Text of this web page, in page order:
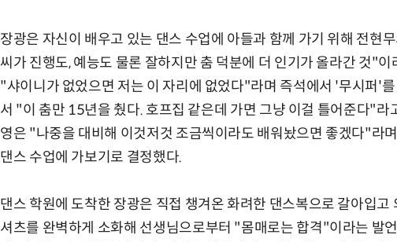
장광은 자신이 배우고 있는 댄스 수업에 아들과 함께 가기 위해 전현
씨가 진행도, 예능도 물론 잘하지만 춤 덕분에 더 인기가 올라간 것"
"샤이니가 없었으면 저는 이 자리에 없었다"라며 즉석에서 '무시퍼'
서 "이 춤만 15년을 췄다. 호프집 같은데 가면 그냥 이걸 틀어준다"라
영은 "나중을 대비해 이것저것 조금씩이라도 배워놨으면 좋겠다"라
댄스 수업에 가보기로 결정했다.
댄스 학원에 도착한 장광은 직접 챙겨온 화려한 댄스복으로 갈아입
셔츠를 완벽하게 소화해 선생님으로부터 "몸매로는 합격"이라는 발